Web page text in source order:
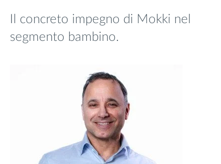
Il concreto impegno di Mokki nel
segmento bambino.